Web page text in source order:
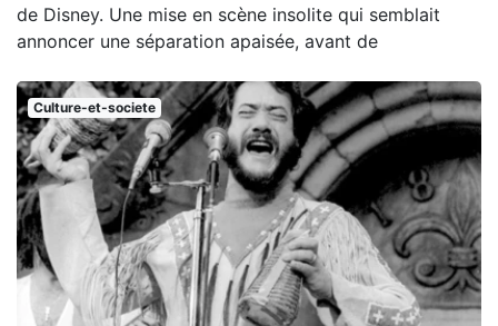
de Disney. Une mise en scène insolite qui semblait
annoncer une séparation apaisée, avant de
Culture-et-societe